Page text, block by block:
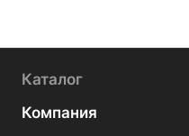
Каталог
Компания